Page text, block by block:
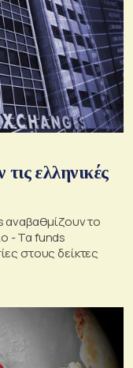
ελληνικές
αναβαθμίζουν το
- Τα funds
στους δείκτες